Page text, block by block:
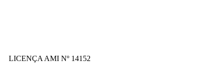
LICENÇA AMI Nº 14152